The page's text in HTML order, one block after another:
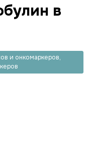
в
и онкомаркеров,